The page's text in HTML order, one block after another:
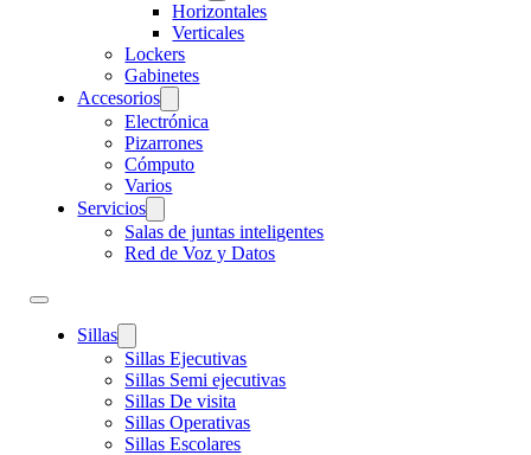
Horizontales
Verticales
Lockers
Gabinetes
Accesorios
Electrónica
Pizarrones
Cómputo
Varios
Servicios
Salas de juntas inteligentes
Red de Voz y Datos
Sillas
Sillas Ejecutivas
Sillas Semi ejecutivas
Sillas De visita
Sillas Operativas
Sillas Escolares